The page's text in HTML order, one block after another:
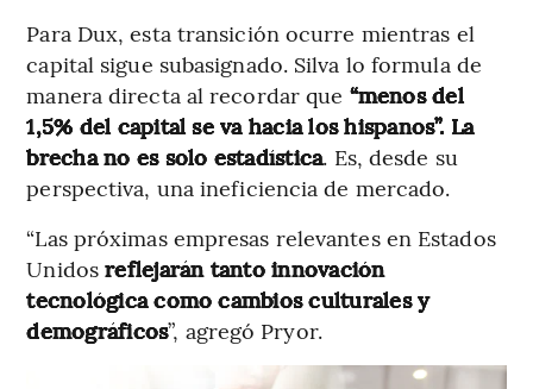
Para Dux, esta transición ocurre mientras el
capital sigue subasignado. Silva lo formula de
manera directa al recordar que “menos del
1,5% del capital se va hacia los hispanos”. La
brecha no es solo estadística. Es, desde su
perspectiva, una ineficiencia de mercado.
“Las próximas empresas relevantes en Estados
Unidosreflejarán tanto innovación
tecnológica como cambios culturales y
demográficos”, agregó Pryor.